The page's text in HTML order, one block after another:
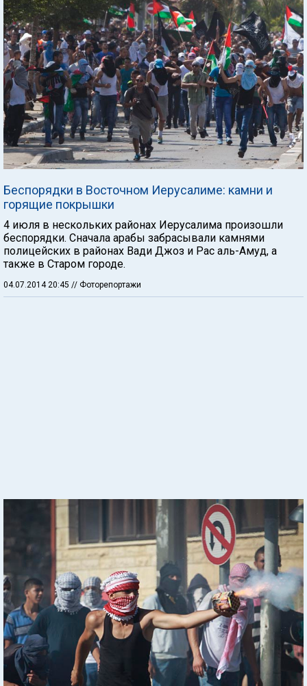
Беспорядки в Восточном Иерусалиме: камни и
горящие покрышки
4 июля в нескольких районах Иерусалима произошли
беспорядки. Сначала арабы забрасывали камнями
полицейских в районах Вади Джоз и Рас аль-Амуд, а
также в Старом городе.
04.07.2014 20:45 // Фоторепортажи